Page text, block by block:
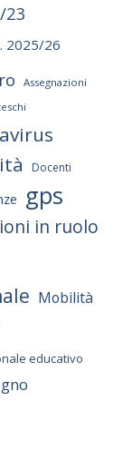
23
2025/26
Assegnazioni
Docenti
gps
in ruolo
Mobilità
educativo